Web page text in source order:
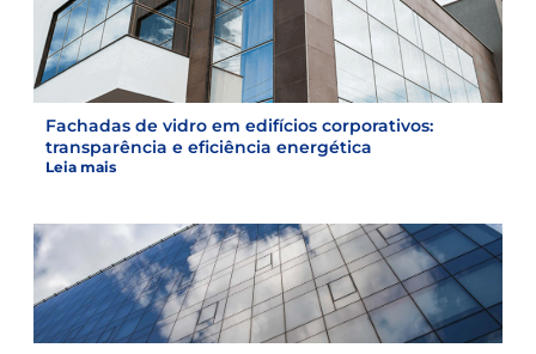
Fachadas de vidro em edifícios corporativos:
transparência e eficiência energética
Leia mais